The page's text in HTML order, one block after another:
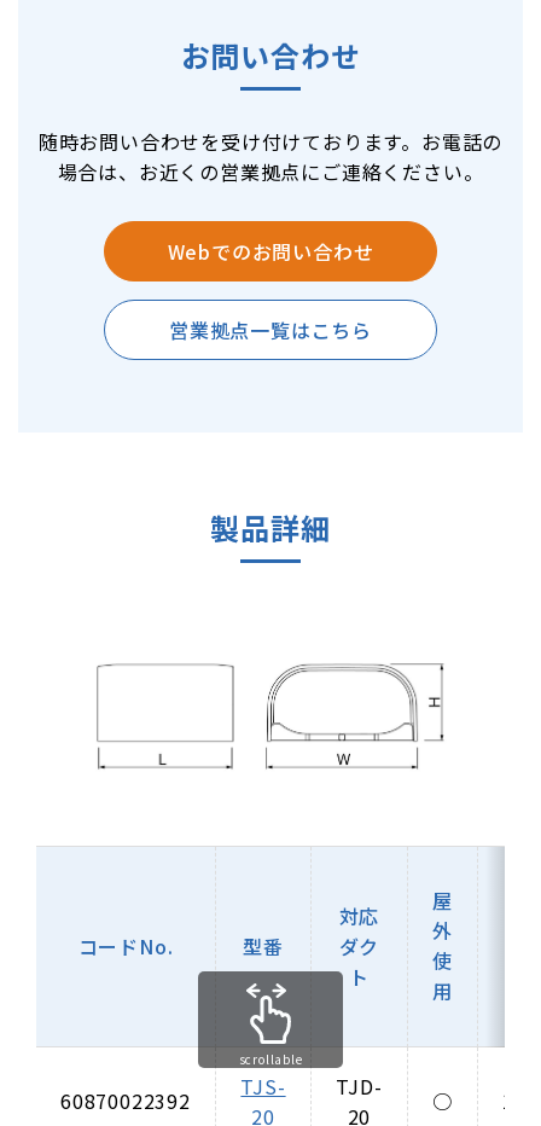
お問い合わせ
随時お問い合わせを受け付けております。お電話の
場合は、お近くの営業拠点にご連絡ください。
Webでのお問い合わせ
営業拠点一覧はこちら
製品詳細
コードNo. 型番
対応
ダク
ト
屋
外
使
用
60870022392
TJS-
20
TJD-
20
○ 13/
scrollable